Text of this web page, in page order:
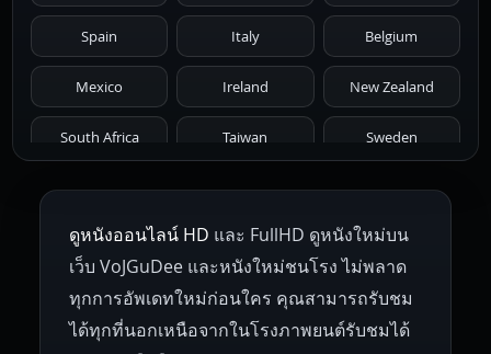
1971 1970 1969 1968 1967
1966 1965 1964 1963 1962
1959 1955
1945 1942 1941 1940 1939
1938 1937 1930 1928 1916
Spain Italy Belgium
Mexico Ireland New Zealand
South Africa Taiwan Sweden
Netherlands Russia Poland
Hungary Denmark Bulgaria
Czech Republic Brazil Turkey
ดูหนังออนไลน์ HD และ FullHD ดูหนังใหม่บน
เว็บ VoJGuDee และหนังใหม่ชนโรง ไม่พลาด
ทุกการอัพเดทใหม่ก่อนใคร คุณสามารถรับชม
ได้ทุกที่นอกเหนือจากในโรงภาพยนต์รับชมได้